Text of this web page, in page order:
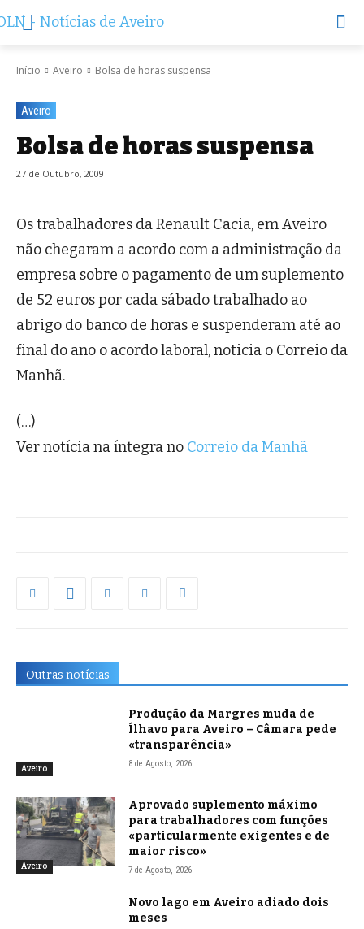
Início Aveiro Bolsa de horas suspensa
Aveiro
Bolsa de horas suspensa
27 de Outubro, 2009
Os trabalhadores da Renault Cacia, em Aveiro
não chegaram a acordo com a administração da
empresa sobre o pagamento de um suplemento
de 52 euros por cada sábado trabalhado ao
abrigo do banco de horas e suspenderam até ao
final do ano o acordo laboral, noticia o Correio da
Manhã.
(…)
Ver notícia na íntegra no Correio da Manhã
Outras notícias
Aveiro
Produção da Margres muda de
Ílhavo para Aveiro – Câmara pede
«transparência»
8 de Agosto, 2026
Aveiro
Aprovado suplemento máximo
para trabalhadores com funções
«particularmente exigentes e de
maior risco»
7 de Agosto, 2026
Novo lago em Aveiro adiado dois
meses